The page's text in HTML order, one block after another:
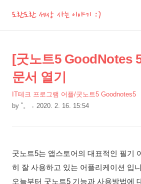
도란도란 세상 사는 이야기 :)
상
세
컨
텐
츠
본
문
제
목
[굿노트5 GoodNotes
문서 열기
IT테크 프로그램 어플/굿노트5 Goodnotes5
by ˚。 2020. 2. 16. 15:54
굿노트5는 앱스토어의 대표적인 필기
히 잘 사용하고 있는 어플리케이션 입
오늘부터 굿노트5 기능과 사용방법에